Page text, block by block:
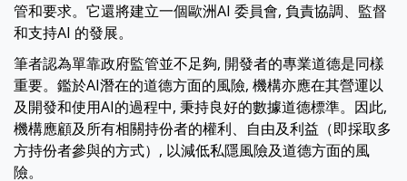
管和要求。它還將建立一個歐洲AI 委員會, 負責協調、監督
和支持AI 的發展。
筆者認為單靠政府監管並不足夠, 開發者的專業道德是同樣
重要。鑑於AI潛在的道德方面的風險, 機構亦應在其營運以
及開發和使用AI的過程中, 秉持良好的數據道德標準。因此,
機構應顧及所有相關持份者的權利、自由及利益（即採取多
方持份者參與的方式）, 以減低私隱風險及道德方面的風
險。